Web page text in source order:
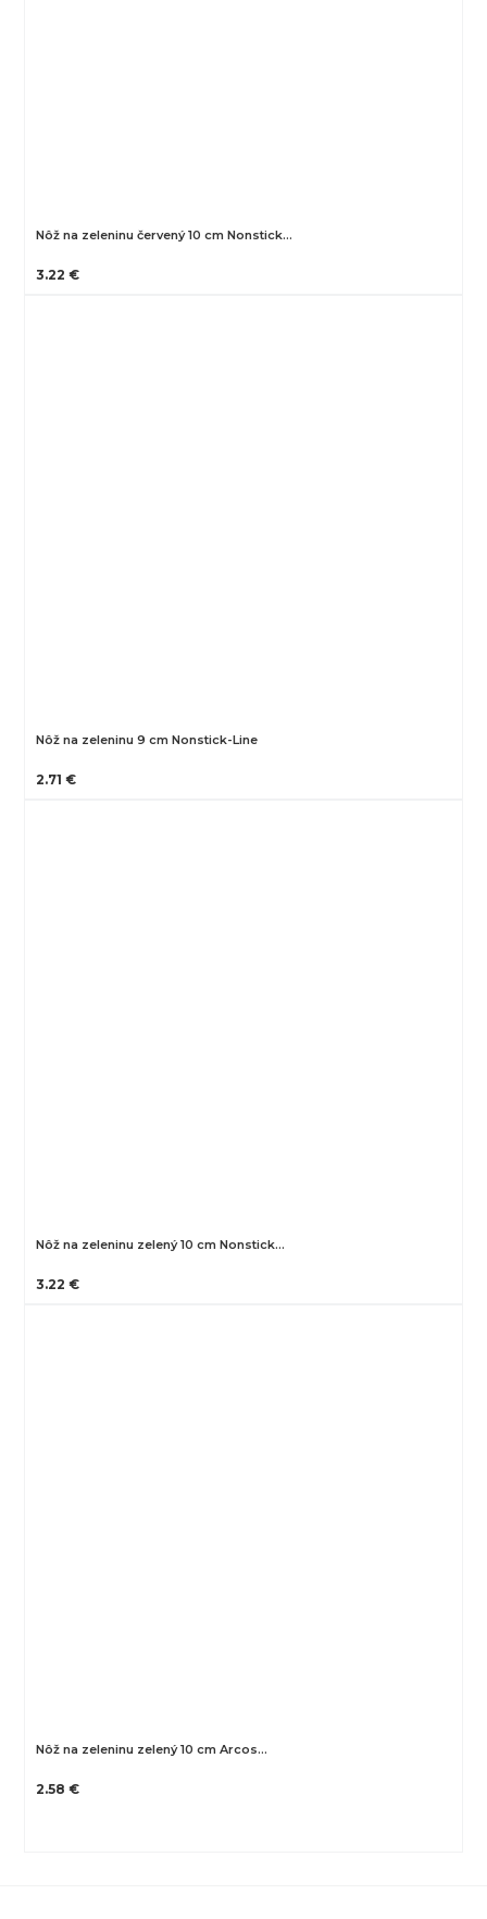
Nôž na zeleninu červený 10 cm Nonstick…
3.22 €
Nôž na zeleninu 9 cm Nonstick-Line
2.71 €
Nôž na zeleninu zelený 10 cm Nonstick…
3.22 €
Nôž na zeleninu zelený 10 cm Arcos…
2.58 €